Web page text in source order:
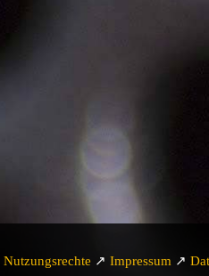
Nutzungsrechte ↗ Impressum ↗